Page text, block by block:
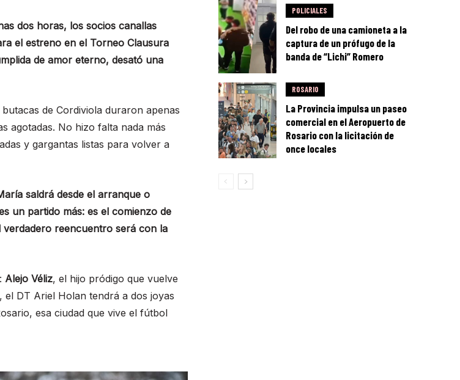
dos horas, los socios canallas
el estreno en el Torneo Clausura
de amor eterno, desató una
de Cordiviola duraron apenas
agotadas. No hizo falta nada más
y gargantas listas para volver a
saldrá desde el arranque o
un partido más: es el comienzo de
verdadero reencuentro será con la
Alejo Véliz, el hijo pródigo que vuelve
DT Ariel Holan tendrá a dos joyas
esa ciudad que vive el fútbol
POLICIALES
Del robo de una camioneta a la
captura de un prófugo de la
banda de “Lichi” Romero
ROSARIO
La Provincia impulsa un paseo
comercial en el Aeropuerto de
Rosario con la licitación de
once locales